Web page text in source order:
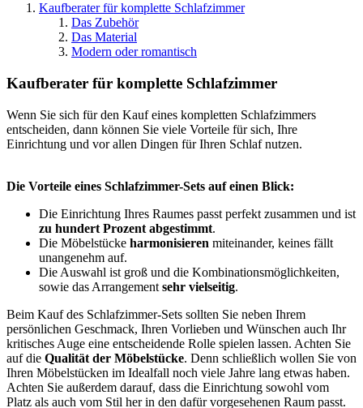
Kaufberater für komplette Schlafzimmer
Das Zubehör
Das Material
Modern oder romantisch
Kaufberater für komplette Schlafzimmer
Wenn Sie sich für den Kauf eines kompletten Schlafzimmers
entscheiden, dann können Sie viele Vorteile für sich, Ihre
Einrichtung und vor allen Dingen für Ihren Schlaf nutzen.
Die Vorteile eines Schlafzimmer-Sets auf einen Blick:
Die Einrichtung Ihres Raumes passt perfekt zusammen und ist
zu hundert Prozent abgestimmt.
Die Möbelstücke harmonisieren miteinander, keines fällt
unangenehm auf.
Die Auswahl ist groß und die Kombinationsmöglichkeiten,
sowie das Arrangement sehr vielseitig.
Beim Kauf des Schlafzimmer-Sets sollten Sie neben Ihrem
persönlichen Geschmack, Ihren Vorlieben und Wünschen auch Ihr
kritisches Auge eine entscheidende Rolle spielen lassen. Achten Sie
auf die Qualität der Möbelstücke. Denn schließlich wollen Sie von
Ihren Möbelstücken im Idealfall noch viele Jahre lang etwas haben.
Achten Sie außerdem darauf, dass die Einrichtung sowohl vom
Platz als auch vom Stil her in den dafür vorgesehenen Raum passt.